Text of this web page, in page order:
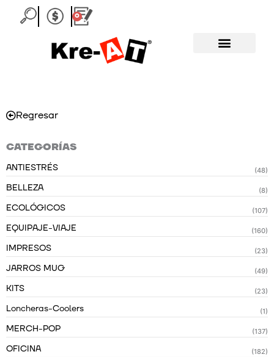
0
Carrito
Regresar
CATEGORÍAS
ANTIESTRÉS (48)
BELLEZA (8)
ECOLÓGICOS (107)
EQUIPAJE-VIAJE (160)
IMPRESOS (23)
JARROS MUG (49)
KITS (23)
Loncheras-Coolers (1)
MERCH-POP (137)
OFICINA (182)